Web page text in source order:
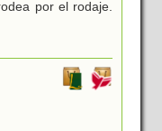
por el rodaje.